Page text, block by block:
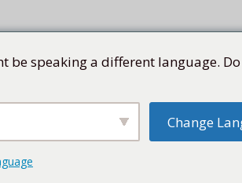
KÜNSTLER KUBA
be speaking a different language.
Change